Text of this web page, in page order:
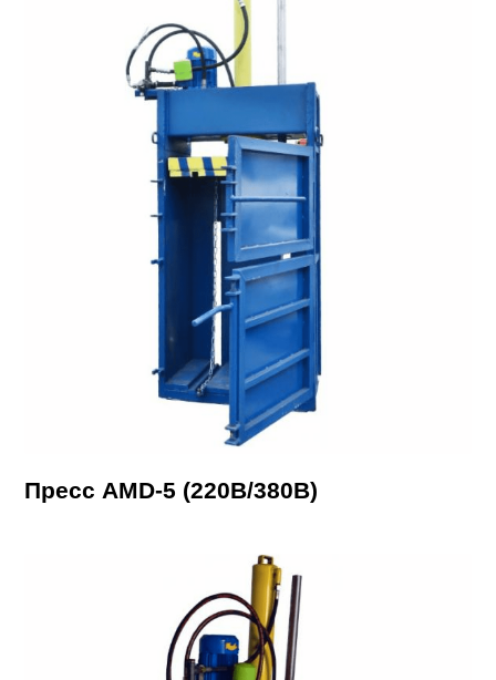
Пресс AMD-5 (220В/380В)